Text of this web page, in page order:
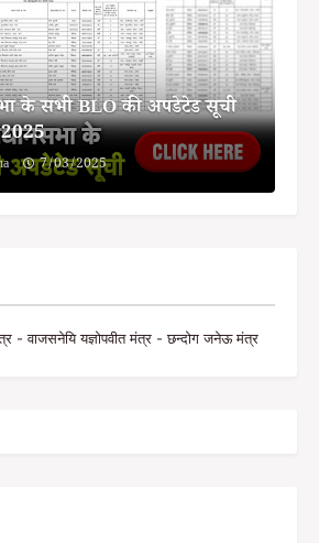
के सभी BLO की अपडेटेड सूची
7/03/2025
- वाजसनेयि यज्ञोपवीत मंत्र - छन्दोग जनेऊ मंत्र